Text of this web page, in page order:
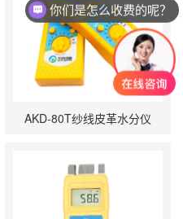
AKD-80T纱线皮革水分仪
你们是怎么收费的呢？